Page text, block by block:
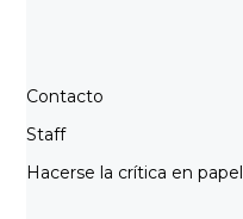
Contacto
Staff
Hacerse la crítica en papel